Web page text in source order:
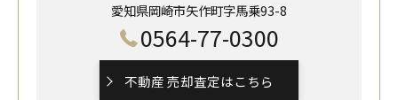
愛知県岡崎市矢作町字馬乗93-8
0564-77-0300
不動産 売却査定はこちら